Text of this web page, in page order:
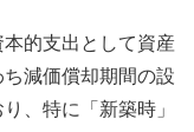
的支出として資産
減価償却期間の設
、特に「新築時」